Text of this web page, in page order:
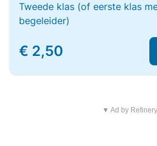
Tweede klas (of eerste klas
begeleider)
€ 2,50
▼ Ad by